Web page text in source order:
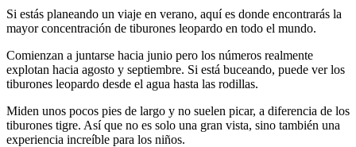
Si estás planeando un viaje en verano, aquí es donde encontrarás la
mayor concentración de tiburones leopardo en todo el mundo.
Comienzan a juntarse hacia junio pero los números realmente
explotan hacia agosto y septiembre. Si está buceando, puede ver los
tiburones leopardo desde el agua hasta las rodillas.
Miden unos pocos pies de largo y no suelen picar, a diferencia de los
tiburones tigre. Así que no es solo una gran vista, sino también una
experiencia increíble para los niños.